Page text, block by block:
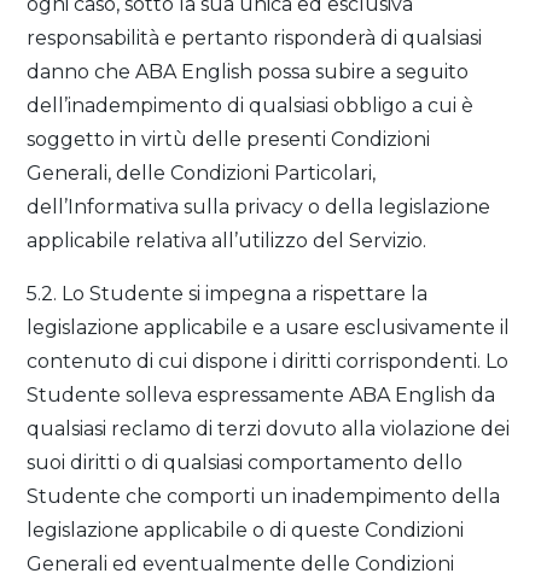
responsabilità e pertanto risponderà di qualsiasi
danno che ABA English possa subire a seguito
dell’inadempimento di qualsiasi obbligo a cui è
soggetto in virtù delle presenti Condizioni
Generali, delle Condizioni Particolari,
dell’Informativa sulla privacy o della legislazione
applicabile relativa all’utilizzo del Servizio.
5.2. Lo Studente si impegna a rispettare la
legislazione applicabile e a usare esclusivamente il
contenuto di cui dispone i diritti corrispondenti. Lo
Studente solleva espressamente ABA English da
qualsiasi reclamo di terzi dovuto alla violazione dei
suoi diritti o di qualsiasi comportamento dello
Studente che comporti un inadempimento della
legislazione applicabile o di queste Condizioni
Generali ed eventualmente delle Condizioni